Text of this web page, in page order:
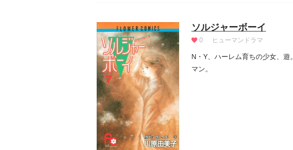
ソルジャーボーイ
0 ヒューマンドラマ
N・Y、ハーレム育ちの少女、
マン。